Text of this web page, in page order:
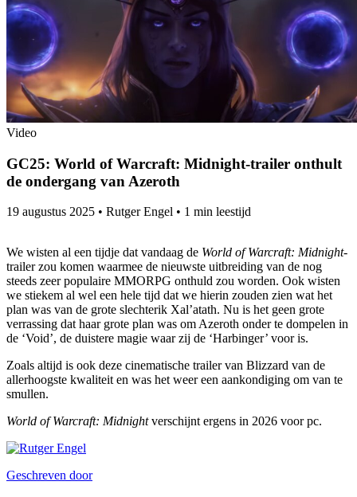
Video
GC25: World of Warcraft: Midnight-trailer onthult
de ondergang van Azeroth
19 augustus 2025 • Rutger Engel • 1 min leestijd
We wisten al een tijdje dat vandaag de World of Warcraft: Midnight-
trailer zou komen waarmee de nieuwste uitbreiding van de nog
steeds zeer populaire MMORPG onthuld zou worden. Ook wisten
we stiekem al wel een hele tijd dat we hierin zouden zien wat het
plan was van de grote slechterik Xal’atath. Nu is het geen grote
verrassing dat haar grote plan was om Azeroth onder te dompelen in
de ‘Void’, de duistere magie waar zij de ‘Harbinger’ voor is.
Zoals altijd is ook deze cinematische trailer van Blizzard van de
allerhoogste kwaliteit en was het weer een aankondiging om van te
smullen.
World of Warcraft: Midnightverschijnt ergens in 2026 voor pc.
Geschreven door